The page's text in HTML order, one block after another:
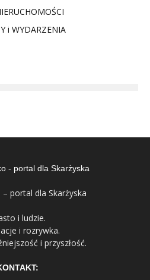
i WYDARZENIA
– portal dla Skarżyska
i ludzie.
i rozrywka.
i przyszłość.